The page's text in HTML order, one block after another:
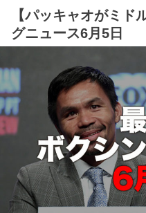
【パッキャオがミド
グニュース6月5日